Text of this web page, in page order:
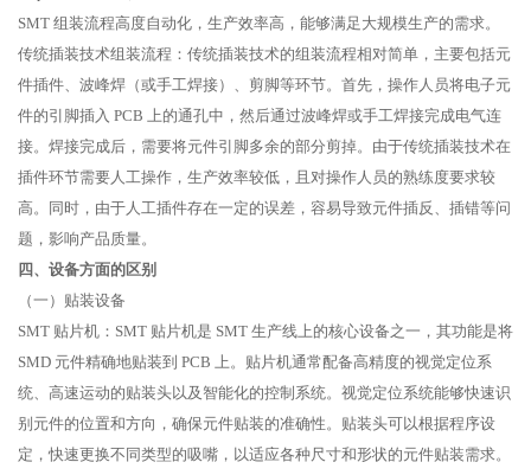
SMT 组装流程高度自动化，生产效率高，能够满足大规模生产的需求。
传统插装技术组装流程：传统插装技术的组装流程相对简单，主要包括元
件插件、波峰焊（或手工焊接）、剪脚等环节。首先，操作人员将电子元
件的引脚插入 PCB 上的通孔中，然后通过波峰焊或手工焊接完成电气连
接。焊接完成后，需要将元件引脚多余的部分剪掉。由于传统插装技术在
插件环节需要人工操作，生产效率较低，且对操作人员的熟练度要求较
高。同时，由于人工插件存在一定的误差，容易导致元件插反、插错等问
题，影响产品质量。
四、设备方面的区别
（一）贴装设备
SMT 贴片机：SMT 贴片机是 SMT 生产线上的核心设备之一，其功能是将
SMD 元件精确地贴装到 PCB 上。贴片机通常配备高精度的视觉定位系
统、高速运动的贴装头以及智能化的控制系统。视觉定位系统能够快速识
别元件的位置和方向，确保元件贴装的准确性。贴装头可以根据程序设
定，快速更换不同类型的吸嘴，以适应各种尺寸和形状的元件贴装需求。